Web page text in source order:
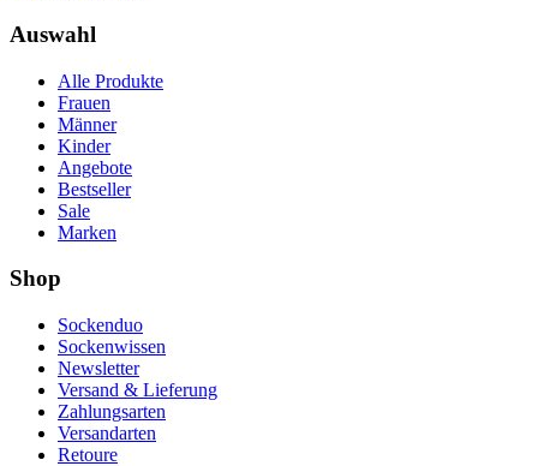
Auswahl
Alle Produkte
Frauen
Männer
Kinder
Angebote
Bestseller
Sale
Marken
Shop
Sockenduo
Sockenwissen
Newsletter
Versand & Lieferung
Zahlungsarten
Versandarten
Retoure